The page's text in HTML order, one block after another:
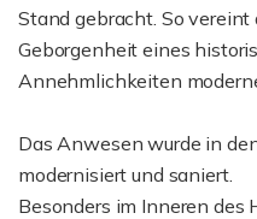
Stand gebracht. So vereint
Geborgenheit eines
Annehmlichkeiten
Das Anwesen wurde in
modernisiert und saniert.
Besonders im Inneren des